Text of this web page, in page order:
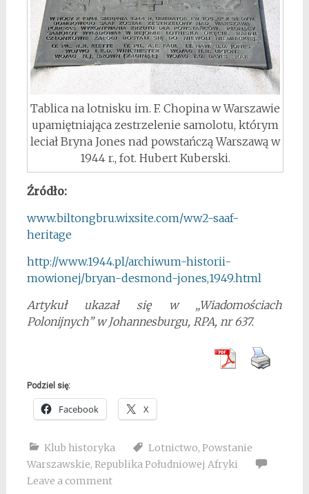
Tablica na lotnisku im. F. Chopina w Warszawie
upamiętniająca zestrzelenie samolotu, którym
leciał Bryna Jones nad powstańczą Warszawą w
1944 r., fot. Hubert Kuberski.
Źródło:
www.biltongbru.wixsite.com/ww2-saaf-
heritage
http://www.1944.pl/archiwum-historii-
mowionej/bryan-desmond-jones,1949.html
Artykuł ukazał się w „Wiadomościach
Polonijnych” w Johannesburgu, RPA, nr 637.
Podziel się:
Facebook X
Klub historyka Lotnictwo, Powstanie
Warszawskie, Republika Południowej Afryki
Leave a comment